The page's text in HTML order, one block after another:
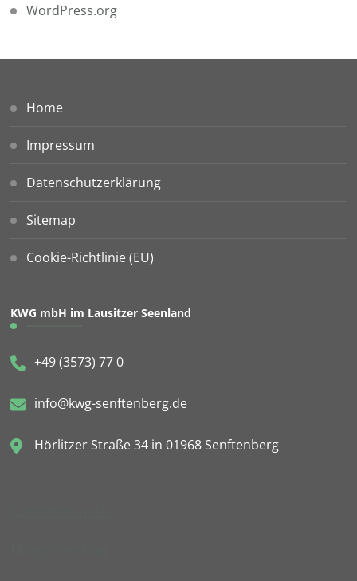
WordPress.org
Home
Impressum
Datenschutzerklärung
Sitemap
Cookie-Richtlinie (EU)
KWG mbH im Lausitzer Seenland
+49 (3573) 77 0
info@kwg-senftenberg.de
Hörlitzer Straße 34 in 01968 Senftenberg